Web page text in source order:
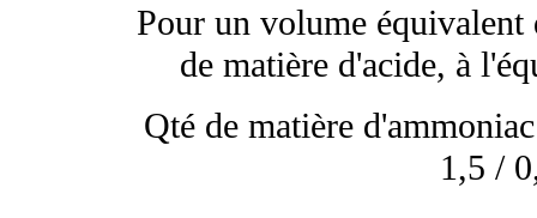
Pour un volume
de matière d'acide, à
Qté de matière
1,5 /